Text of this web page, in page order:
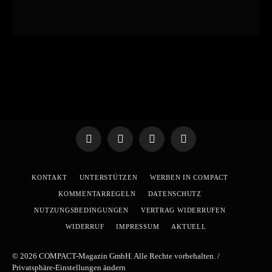
TelegramWhatsApp
X
YouTube
KONTAKT UNTERSTÜTZEN WERBEN IN COMPACT
KOMMENTARREGELN DATENSCHUTZ
NUTZUNGSBEDINGUNGEN VERTRAG WIDERRUFEN
WIDERRUF IMPRESSUM AKTUELL
© 2026 COMPACT-Magazin GmbH. Alle Rechte vorbehalten. /
Privatsphäre-Einstellungen ändern